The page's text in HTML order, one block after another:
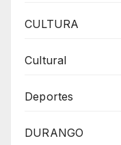
CULTURA
Cultural
Deportes
DURANGO